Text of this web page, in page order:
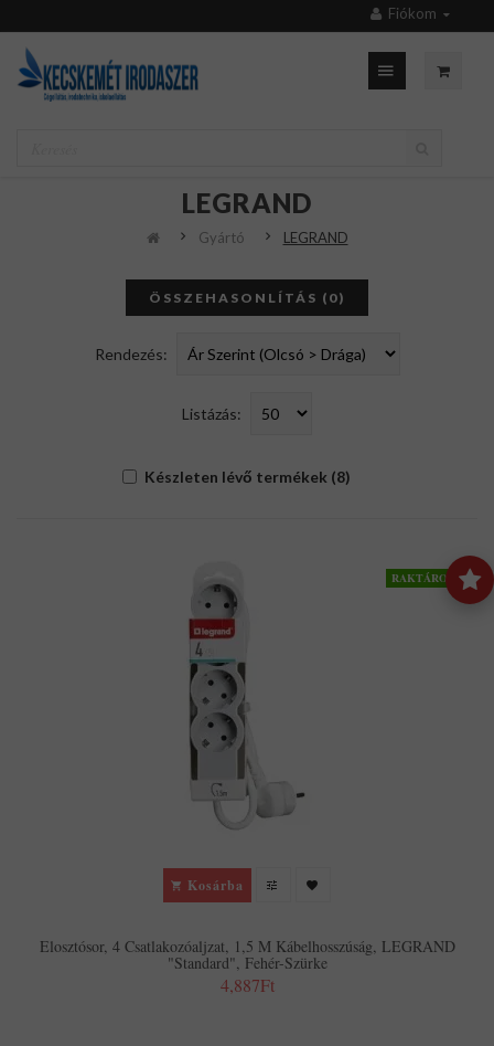
Fiókom
LEGRAND
Gyártó LEGRAND
ÖSSZEHASONLÍTÁS (0)
Rendezés:
Listázás:
Készleten lévő termékek (8)
RAKTÁRON
Kosárba
Elosztósor, 4 Csatlakozóaljzat, 1,5 M Kábelhosszúság, LEGRAND
"Standard", Fehér-Szürke
4,887Ft